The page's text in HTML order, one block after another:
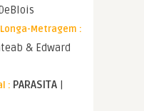
Metragem :
& Edward
: PARASITA |